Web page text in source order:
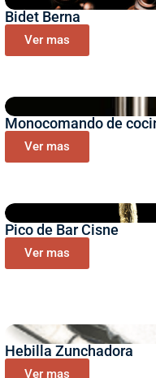
Bidet Berna
Ver mas
Monocomando de
Ver mas
Pico de Bar Cisne
Ver mas
Hebilla Zunchadora
Ver mas